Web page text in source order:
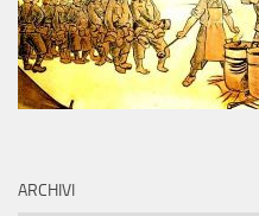
ARCHIVI